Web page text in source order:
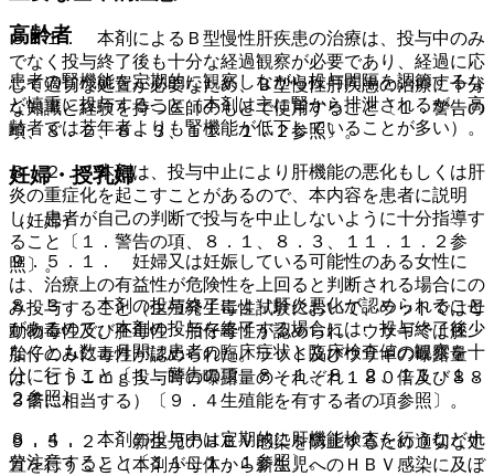
高齢者
患者の腎機能を定期的に観察しながら投与間隔を調節するな
ど慎重に投与すること（本剤は主に腎から排泄されるが、高
齢者では若年者よりも腎機能が低下していることが多い）。
妊婦・授乳婦
（妊婦）
９．５．１． 妊婦又は妊娠している可能性のある女性に
は、治療上の有益性が危険性を上回ると判断される場合にの
み投与すること（生殖発生毒性試験において、ラットでは母
動物毒性及び胚毒性・胎仔毒性が認められ、ウサギでは胚・
胎仔のみに毒性が認められた。ラット及びウサギの曝露量
は、ヒト１ｍｇ投与時の曝露量のそれぞれ１８０倍及び８８
３倍に相当する）〔９．４生殖能を有する者の項参照〕。
９．５．２． 新生児のＨＢＶ感染を防止するため適切な処
置を行うこと（本剤が母体から新生児へのＨＢＶ感染に及ぼ
８．１． 本剤によるＢ型慢性肝疾患の治療は、投与中のみ
でなく投与終了後も十分な経過観察が必要であり、経過に応
じて適切な処置が必要なため、Ｂ型慢性肝疾患の治療に十分
な知識と経験を持つ医師のもとで使用すること〔１．警告の
項、８．２、８．３、１１．１．２参照〕。
８．２． 本剤は、投与中止により肝機能の悪化もしくは肝
炎の重症化を起こすことがあるので、本内容を患者に説明
し、患者が自己の判断で投与を中止しないように十分指導す
ること〔１．警告の項、８．１、８．３、１１．１．２参
照〕。
８．３． 本剤の投与終了により肝炎悪化が認められること
があるので、本剤の投与を終了する場合には、投与終了後少
なくとも数ヵ月間は患者の臨床症状と臨床検査値の観察を十
分に行うこと〔１．警告の項、８．１、８．２、１１．１．
２参照〕。
８．４． 本剤の投与中は定期的に肝機能検査を行うなど十
分注意すること〔１１．１．１参照〕。